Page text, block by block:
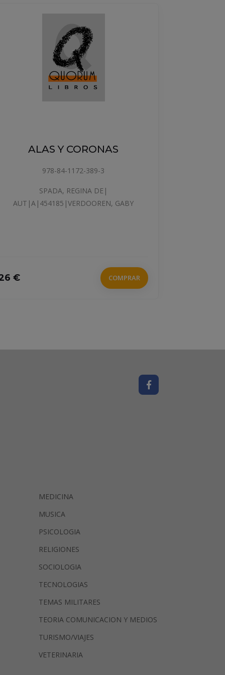
ALAS Y CORONAS
978-84-1172-389-3
SPADA, REGINA DE|
AUT|A|454185|VERDOOREN, GABY
€ COMPRAR
MEDICINA
MUSICA
PSICOLOGIA
RELIGIONES
SOCIOLOGIA
TECNOLOGIAS
TEMAS MILITARES
TEORIA COMUNICACION Y MEDIOS
TURISMO/VIAJES
VETERINARIA